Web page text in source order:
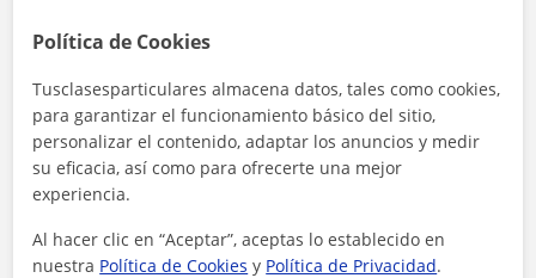
Al hacer clic, aceptas nuestro aviso legaly deprivacidad
Política de Cookies
Tusclasesparticulares almacena datos, tales como cookies,
para garantizar el funcionamiento básico del sitio,
personalizar el contenido, adaptar los anuncios y medir
su eficacia, así como para ofrecerte una mejor
experiencia.
Al hacer clic en “Aceptar”, aceptas lo establecido en
nuestra Política de Cookies y Política de Privacidad.